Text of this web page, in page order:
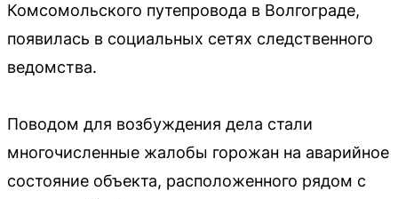
Комсомольского путепровода в Волгограде,
появилась в социальных сетях следственного
ведомства.
Поводом для возбуждения дела стали
многочисленные жалобы горожан на аварийное
состояние объекта, расположенного рядом с